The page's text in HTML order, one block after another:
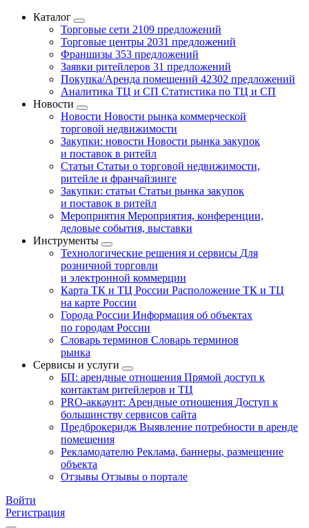
Каталог
Торговые сети 2109 предложений
Торговые центры 2031 предложений
Франшизы 353 предложений
Заявки ритейлеров 31 предложений
Покупка/Аренда помещений 42302 предложений
Аналитика ТЦ и СП Статистика по ТЦ и СП
Новости
Новости Новости рынка коммерческой
торговой недвижимости
Закупки: новости Новости рынка закупок
и поставок в ритейл
Статьи Статьи о торговой недвижимости,
ритейле и франчайзинге
Закупки: статьи Статьи рынка закупок
и поставок в ритейл
Мероприятия Мероприятия, конференции,
деловые события, выставки
Инструменты
Технологические решения и сервисы Для
розничной торговли
и электронной коммерции
Карта ТК и ТЦ России Расположение ТК и ТЦ
на карте России
Города России Информация об объектах
по городам России
Словарь терминов Словарь терминов
рынка
Сервисы и услуги
БП: арендные отношения Прямой доступ к
контактам ритейлеров и ТЦ
PRO-аккаунт: Арендные отношения Доступ к
большинству сервисов сайта
Предброкеридж Выявление потребности в аренде
помещения
Рекламодателю Реклама, баннеры, размещение
объекта
Отзывы Отзывы о портале
Войти
Регистрация